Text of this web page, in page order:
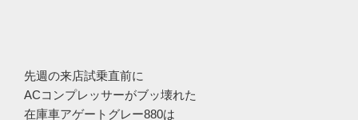
先週の来店試乗直前に
ACコンプレッサーがブッ壊れた
在庫車アゲートグレー880は